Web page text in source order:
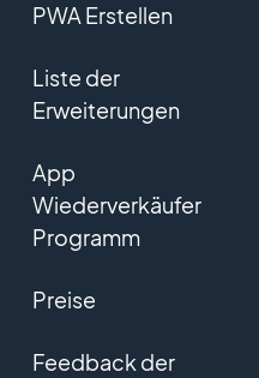
PWA Erstellen
Liste der
Erweiterungen
App
Wiederverkäufer
Programm
Preise
Feedback der